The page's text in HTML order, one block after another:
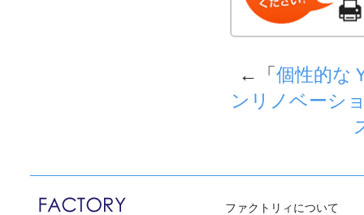
←「個性的な
ンリノベーシ
ファクトリィについて